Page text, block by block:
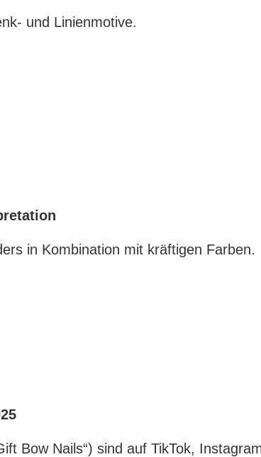
und Linienmotive.
in Kombination mit kräftigen Farben.
Bow Nails“) sind auf TikTok,